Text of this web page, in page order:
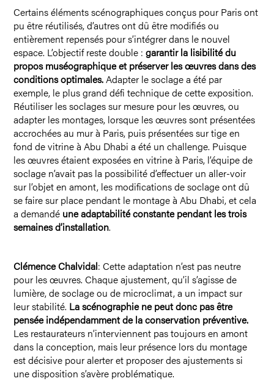
Certains éléments scénographiques conçus pour Paris ont
pu être réutilisés, d’autres ont dû être modifiés ou
entièrement repensés pour s’intégrer dans le nouvel
espace. L’objectif reste double :garantir la lisibilité du
propos muséographique et préserver les œuvres dans des
conditions optimales.Adapter le soclage a été par
exemple, le plus grand défi technique de cette exposition.
Réutiliser les soclages sur mesure pour les œuvres, ou
adapter les montages, lorsque les œuvres sont présentées
accrochées au mur à Paris, puis présentées sur tige en
fond de vitrine à Abu Dhabi a été un challenge. Puisque
les œuvres étaient exposées en vitrine à Paris, l’équipe de
soclage n’avait pas la possibilité d’effectuer un aller-voir
sur l’objet en amont, les modifications de soclage ont dû
se faire sur place pendant le montage à Abu Dhabi, et cela
a demandé une adaptabilité constante pendant les trois
semaines d’installation.
Clémence Chalvidal: Cette adaptation n’est pas neutre
pour les œuvres. Chaque ajustement, qu’il s’agisse de
lumière, de soclage ou de microclimat, a un impact sur
leur stabilité. La scénographie ne peut donc pas être
pensée indépendamment de la conservation préventive.
Les restaurateurs n’interviennent pas toujours en amont
dans la conception, mais leur présence lors du montage
est décisive pour alerter et proposer des ajustements si
une disposition s’avère problématique.